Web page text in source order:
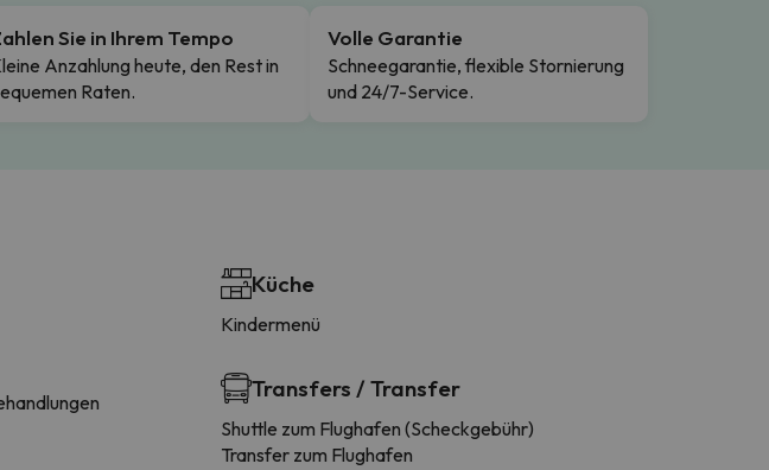
Sie in Ihrem Tempo
Anzahlung heute, den Rest in
Raten.
Volle Garantie
Schneegarantie, flexible Stornierung
und 24/7-Service.
Küche
Kindermenü
Transfers / Transfer
Shuttle zum Flughafen (Scheckgebühr)
Transfer zum Flughafen